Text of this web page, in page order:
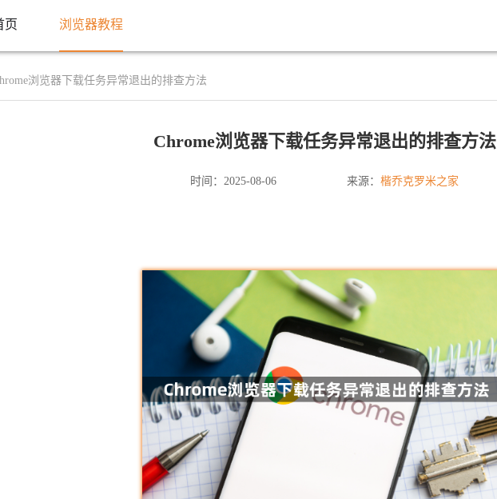
页 浏览器教程
浏览器下载任务异常退出的排查方法
Chrome浏览器下载任务异常退出的排查方法
时间：2025-08-06 来源： 楷乔克罗米之家